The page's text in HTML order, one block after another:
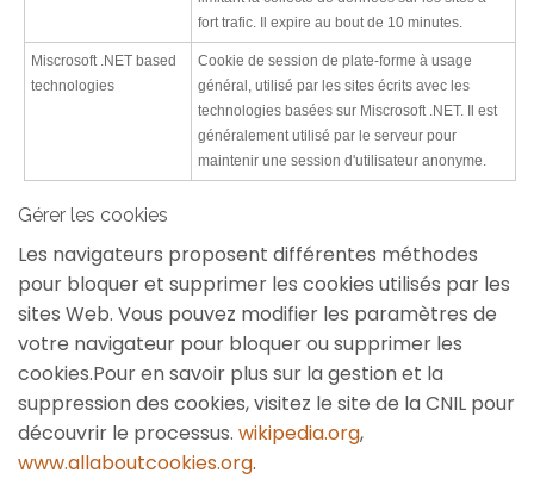
fort trafic. Il expire au bout de 10 minutes.
Miscrosoft .NET based
technologies
Cookie de session de plate-forme à usage
général, utilisé par les sites écrits avec les
technologies basées sur Miscrosoft .NET. Il est
généralement utilisé par le serveur pour
maintenir une session d'utilisateur anonyme.
Gérer les cookies
Les navigateurs proposent différentes méthodes
pour bloquer et supprimer les cookies utilisés par les
sites Web. Vous pouvez modifier les paramètres de
votre navigateur pour bloquer ou supprimer les
cookies.Pour en savoir plus sur la gestion et la
suppression des cookies, visitez le site de la CNIL pour
découvrir le processus. wikipedia.org,
www.allaboutcookies.org.